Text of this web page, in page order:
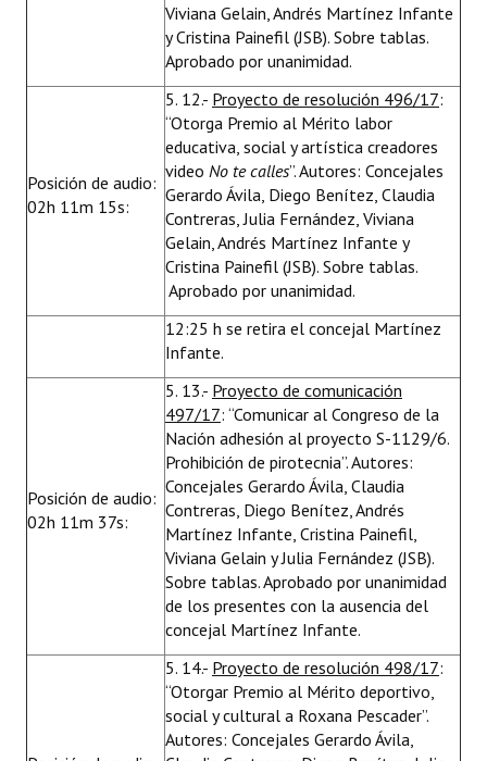
Viviana Gelain, Andrés Martínez Infante
y Cristina Painefil (JSB). Sobre tablas.
Aprobado por unanimidad.
Posición de audio:
02h 11m 15s:
5. 12.- Proyecto de resolución 496/17:
“Otorga Premio al Mérito labor
educativa, social y artística creadores
video No te calles”. Autores: Concejales
Gerardo Ávila, Diego Benítez, Claudia
Contreras, Julia Fernández, Viviana
Gelain, Andrés Martínez Infante y
Cristina Painefil (JSB). Sobre tablas.
Aprobado por unanimidad.
12:25 h se retira el concejal Martínez
Infante.
Posición de audio:
02h 11m 37s:
5. 13.- Proyecto de comunicación
497/17: “Comunicar al Congreso de la
Nación adhesión al proyecto S-1129/6.
Prohibición de pirotecnia”. Autores:
Concejales Gerardo Ávila, Claudia
Contreras, Diego Benítez, Andrés
Martínez Infante, Cristina Painefil,
Viviana Gelain y Julia Fernández (JSB).
Sobre tablas. Aprobado por unanimidad
de los presentes con la ausencia del
concejal Martínez Infante.
5. 14.- Proyecto de resolución 498/17:
“Otorgar Premio al Mérito deportivo,
social y cultural a Roxana Pescader”.
Autores: Concejales Gerardo Ávila,